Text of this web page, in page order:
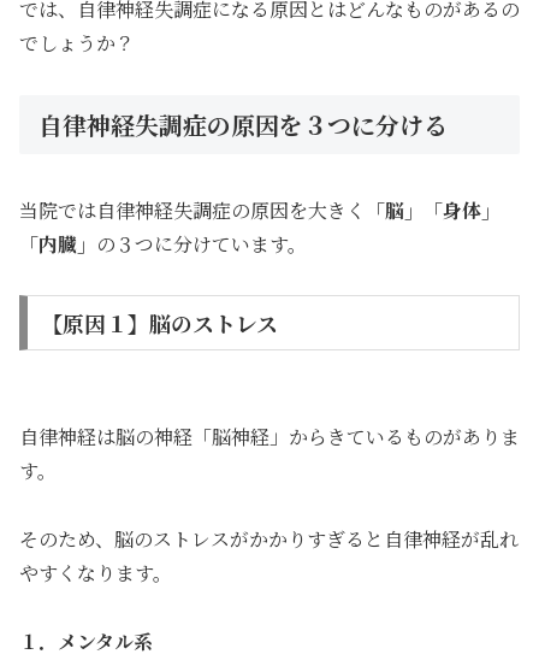
では、自律神経失調症になる原因とはどんなものがあるの
でしょうか？
自律神経失調症の原因を３つに分ける
当院では自律神経失調症の原因を大きく 「脳」
「身体」
「内臓」 の３つに分けています。
【原因１】脳のストレス
自律神経は脳の神経「脳神経」からきているものがありま
す。
そのため、脳のストレスがかかりすぎると自律神経が乱れ
やすくなります。
１．メンタル系